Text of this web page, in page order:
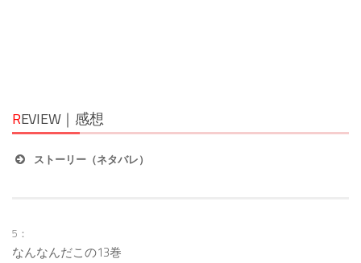
REVIEW｜感想
ストーリー（ネタバレ）
5：
なんなんだこの13巻